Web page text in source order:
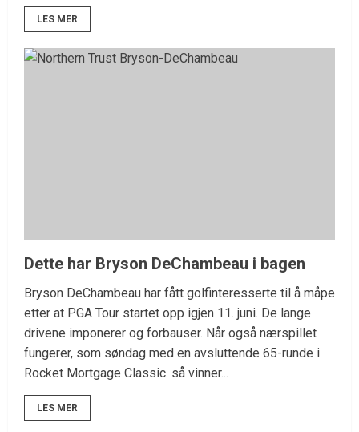
LES MER
Dette har Bryson DeChambeau i bagen
Bryson DeChambeau har fått golfinteresserte til å måpe
etter at PGA Tour startet opp igjen 11. juni. De lange
drivene imponerer og forbauser. Når også nærspillet
fungerer, som søndag med en avsluttende 65-runde i
Rocket Mortgage Classic. så vinner...
LES MER